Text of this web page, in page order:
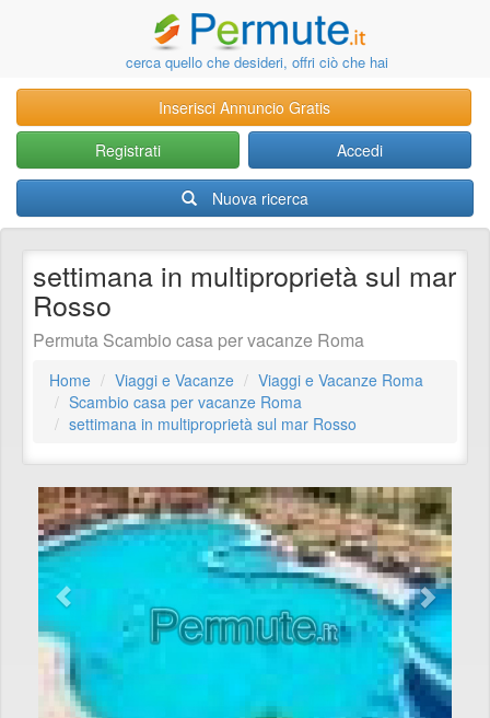
cerca quello che desideri, offri ciò che hai
Inserisci Annuncio Gratis
Registrati
Accedi
Nuova ricerca
settimana in multiproprietà sul mar
Rosso
Permuta Scambio casa per vacanze Roma
Home Viaggi e Vacanze
Viaggi e Vacanze Roma
Scambio casa per vacanze Roma
settimana in multiproprietà sul mar Rosso